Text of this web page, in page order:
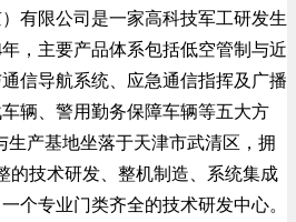
有限公司是一家高科技军工研发生
，主要产品体系包括低空管制与近
信导航系统、应急通信指挥及广播
辆、警用勤务保障车辆等五大方
生产基地坐落于天津市武清区，拥
的技术研发、整机制造、系统集成
个专业门类齐全的技术研发中心。